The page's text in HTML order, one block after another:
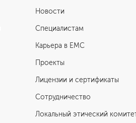
Новости
Специалистам
Карьера в ЕМС
Проекты
Лицензии и сертификаты
Сотрудничество
Локальный этический